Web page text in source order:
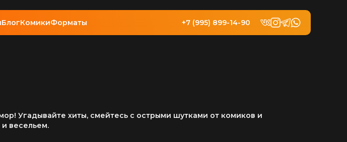
БлогКомикиФорматы +7 (995) 899-14-90
Угадывайте хиты, смейтесь с острыми шутками от комиков и
весельем.